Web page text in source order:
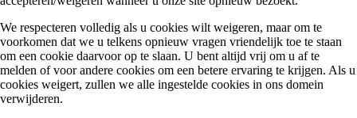
We respecteren volledig als u cookies wilt weigeren, maar om te
voorkomen dat we u telkens opnieuw vragen vriendelijk toe te staan
om een cookie daarvoor op te slaan. U bent altijd vrij om u af te
melden of voor andere cookies om een betere ervaring te krijgen. Als u
cookies weigert, zullen we alle ingestelde cookies in ons domein
verwijderen.